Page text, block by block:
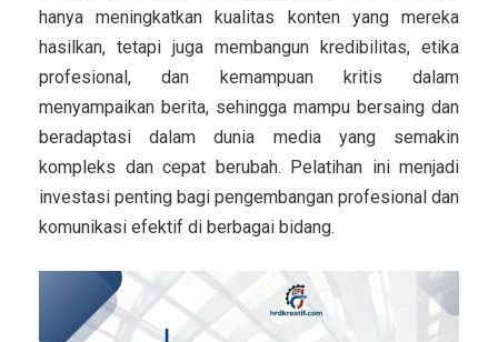
hanya meningkatkan kualitas konten yang mereka
hasilkan, tetapi juga membangun kredibilitas, etika
profesional, dan kemampuan kritis dalam
menyampaikan berita, sehingga mampu bersaing dan
beradaptasi dalam dunia media yang semakin
kompleks dan cepat berubah. Pelatihan ini menjadi
investasi penting bagi pengembangan profesional dan
komunikasi efektif di berbagai bidang.